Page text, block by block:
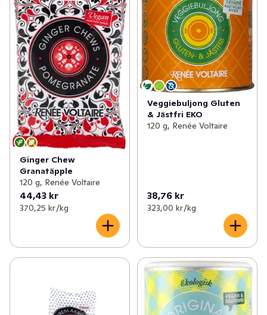
Ginger Chew
Granatäpple
120 g, Renée Voltaire
44,43 kr
370,25 kr /kg
Veggiebuljong Gluten
& Jästfri EKO
120 g, Renée Voltaire
38,76 kr
323,00 kr /kg